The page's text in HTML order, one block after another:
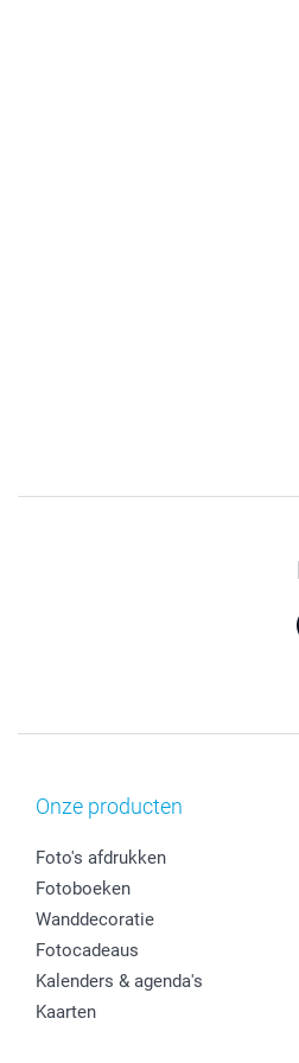
Onze producten
Foto's afdrukken
Fotoboeken
Wanddecoratie
Fotocadeaus
Kalenders & agenda's
Kaarten